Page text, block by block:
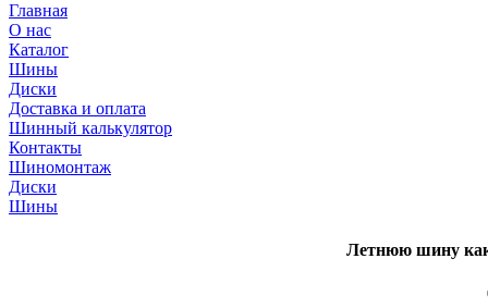
Главная
О нас
Каталог
Шины
Диски
Доставка и оплата
Шинный калькулятор
Контакты
Шиномонтаж
Диски
Шины
Летнюю шину